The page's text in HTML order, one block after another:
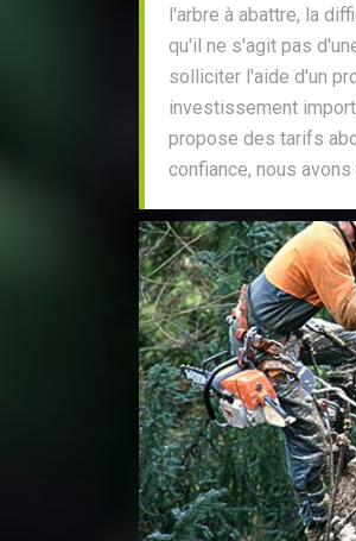
l'arbre à abattre, la
qu'il ne s'agit pas
solliciter l'aide d'un
investissement
propose des tarifs
confiance, nous